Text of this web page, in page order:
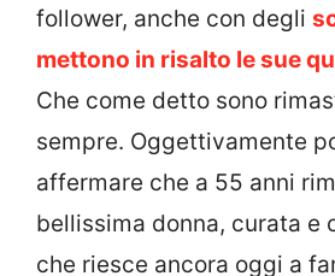
follower, anche con degli
mettono in risalto le sue
Che come detto sono
sempre. Oggettivamente
affermare che a 55 anni
bellissima donna, curata e
che riesce ancora oggi a